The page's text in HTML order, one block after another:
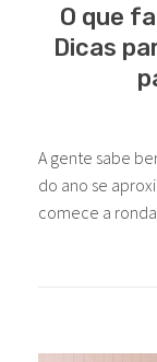
O que
Dicas
A gente sabe
do ano se
comece a